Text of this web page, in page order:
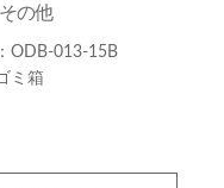
の他
ODB-013-15B
ミ箱